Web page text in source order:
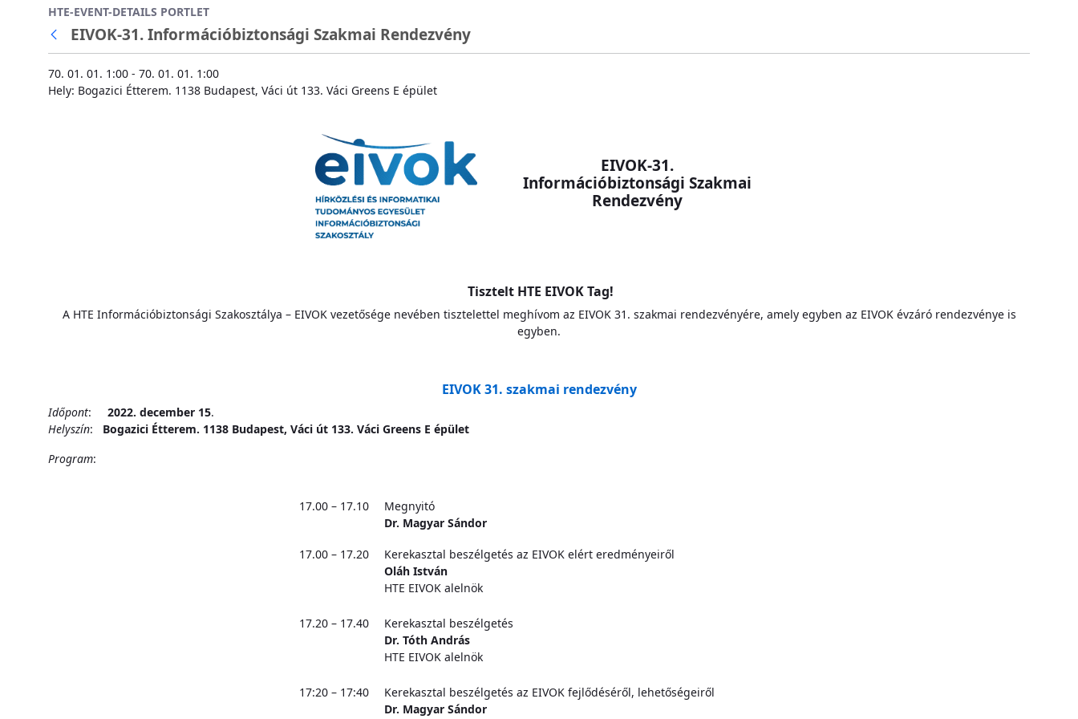
Ugrás a fő tartalomhoz
HTE-EVENT-DETAILS PORTLET
EIVOK-31. Információbiztonsági Szakmai Rendezvény
70. 01. 01. 1:00 - 70. 01. 01. 1:00
Hely: Bogazici Étterem. 1138 Budapest, Váci út 133. Váci Greens E épület
EIVOK-31.
Információbiztonsági Szakmai
Rendezvény
Tisztelt HTE EIVOK Tag!
A HTE Információbiztonsági Szakosztálya – EIVOK vezetősége nevében tisztelettel meghívom az EIVOK 31. szakmai rendezvényére, amely egyben az EIVOK évzáró rendezvénye is
egyben.
EIVOK 31. szakmai rendezvény
Időpont: 2022. december 15.
Helyszín: Bogazici Étterem. 1138 Budapest, Váci út 133. Váci Greens E épület
Program:
17.00 – 17.10
Megnyitó
Dr. Magyar Sándor
17.00 – 17.20
Kerekasztal beszélgetés az EIVOK elért eredményeiről
Oláh István
HTE EIVOK alelnök
17.20 – 17.40
Kerekasztal beszélgetés
Dr. Tóth András
HTE EIVOK alelnök
17:20 – 17:40
Kerekasztal beszélgetés az EIVOK fejlődéséről, lehetőségeiről
Dr. Magyar Sándor